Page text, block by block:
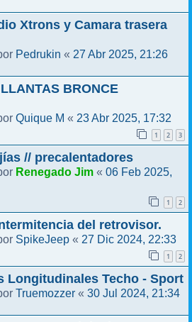
Xtrons y Camara trasera
Pedrukin « 27 Abr 2025, 21:26
BRONCE
Quique M « 23 Abr 2025, 17:32
1 2 3
// precalentadores
Renegado Jim « 06 Feb 2025,
1 2
del retrovisor.
SpikeJeep « 27 Dic 2024, 22:33
1 2
Longitudinales Techo - Sport
Truemozzer « 30 Jul 2024, 21:34